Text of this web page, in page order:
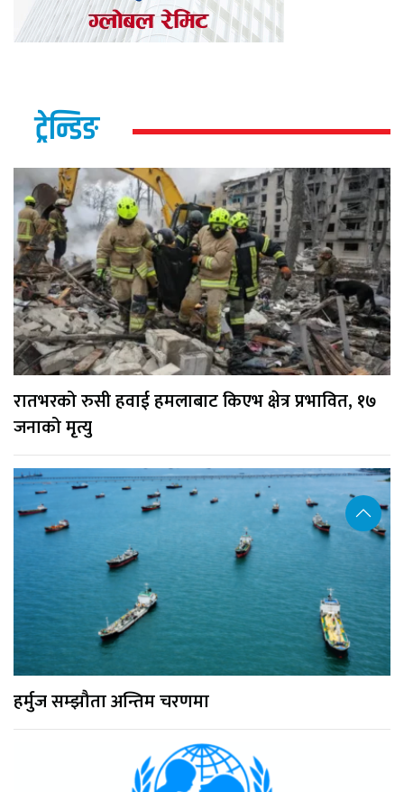
ट्रेन्डिङ
रातभरको रुसी हवाई हमलाबाट किएभ क्षेत्र प्रभावित, १७
जनाको मृत्यु
हर्मुज सम्झौता अन्तिम चरणमा